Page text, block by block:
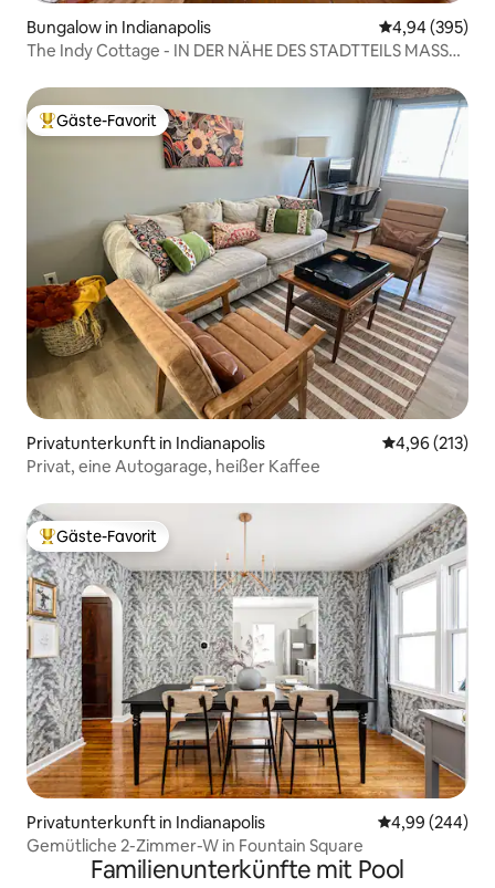
Bungalow in Indianapolis
4,94 (395)
The Indy Cottage - IN DER NÄHE DES STADTTEILS MASS
Beliebter Gäste-Favorit.
Gäste-Favorit
Privatunterkunft in Indianapolis
4,96 (213)
Privat, eine Autogarage, heißer Kaffee
Beliebter Gäste-Favorit.
Gäste-Favorit
Privatunterkunft in Indianapolis
4,99 (244)
Gemütliche 2-Zimmer-W in Fountain Square
Familienunterkünfte mit Pool